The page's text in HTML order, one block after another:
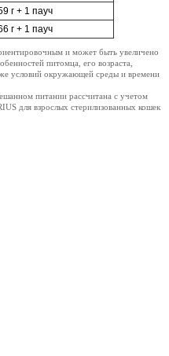
г + 1 пауч
г + 1 пауч
и может быть увеличено
питомца, его возраста,
условий окружающей среды и времени
питании рассчитана с учетом
для взрослых стерилизованных кошек